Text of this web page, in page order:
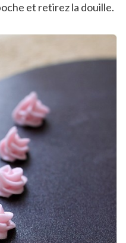
et retirez la douille.